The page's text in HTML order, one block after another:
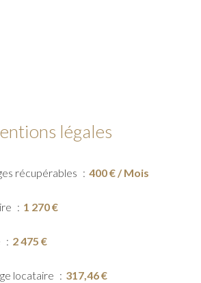
légales
récupérables 400 € / Mois
1 270 €
2 475 €
locataire 317,46 €